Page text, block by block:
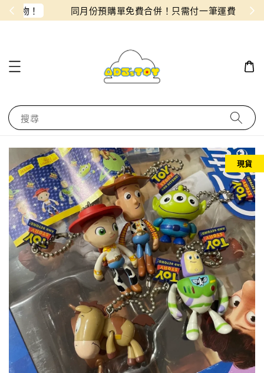
！ 同月份預購單免費合併！只需付一筆運費
搜尋
現貨